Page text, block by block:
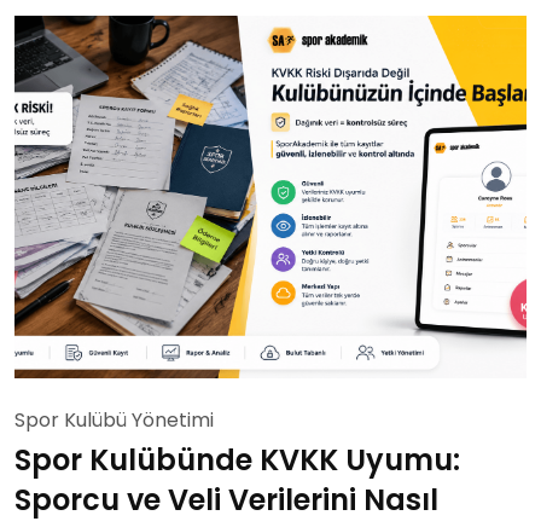
Spor Kulübü Yönetimi
Spor Kulübünde KVKK Uyumu:
Sporcu ve Veli Verilerini Nasıl